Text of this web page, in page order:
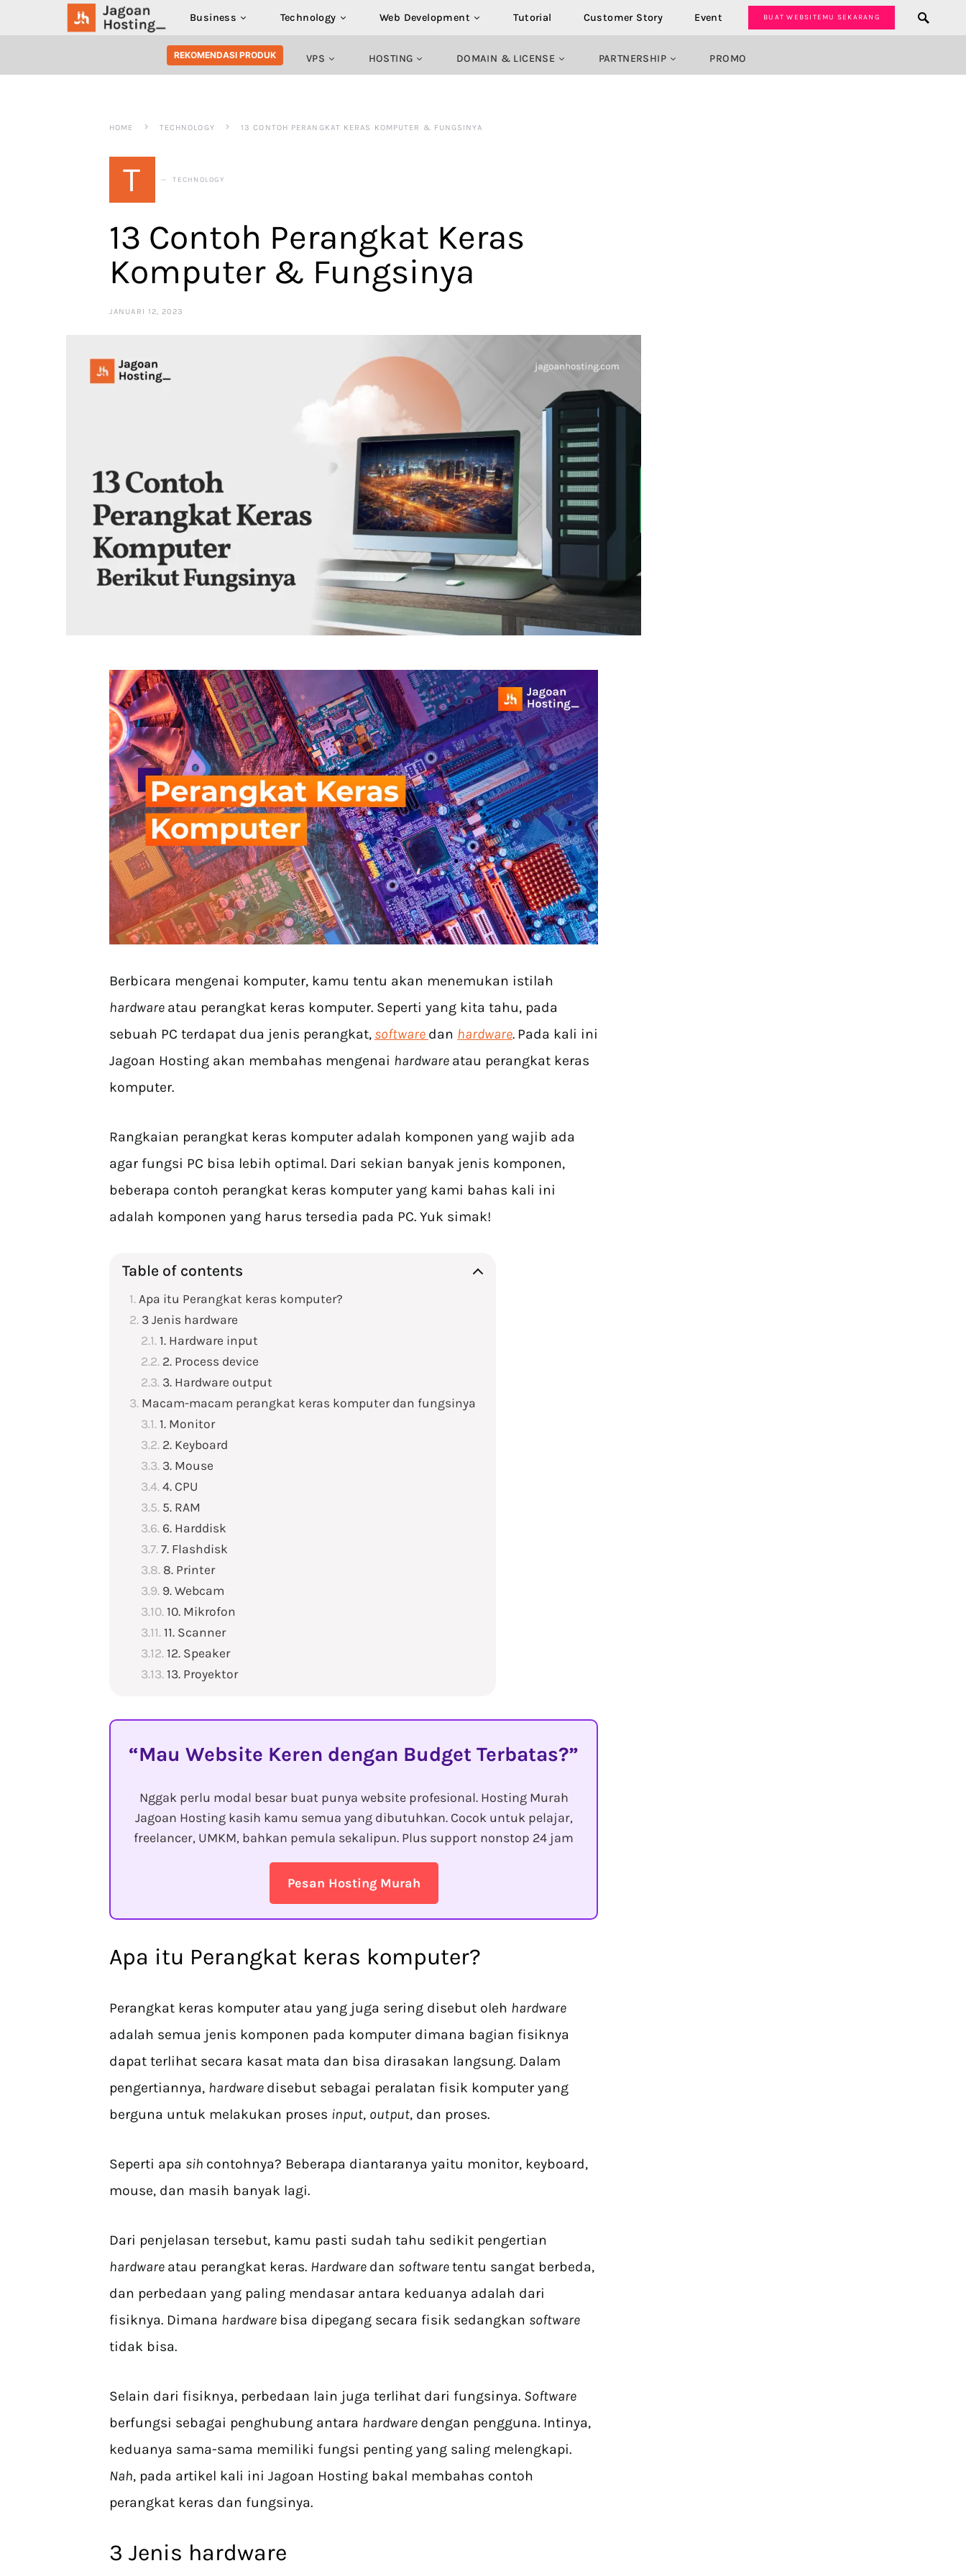
Business Technology Web Development Tutorial Customer Story Event BUAT WEBSITEMU SEKARANG
SEARCH FOR:
REKOMENDASI PRODUK VPS HOSTING DOMAIN & LICENSE PARTNERSHIP PROMO
HOME TECHNOLOGY 13 CONTOH PERANGKAT KERAS KOMPUTER & FUNGSINYA
T TECHNOLOGY
13 Contoh Perangkat Keras
Komputer & Fungsinya
JANUARI 12, 2023
Berbicara mengenai komputer, kamu tentu akan menemukan istilah
hardware atau perangkat keras komputer. Seperti yang kita tahu, pada
sebuah PC terdapat dua jenis perangkat, software dan hardware. Pada kali ini
Jagoan Hosting akan membahas mengenai hardware atau perangkat keras
komputer.
Rangkaian perangkat keras komputer adalah komponen yang wajib ada
agar fungsi PC bisa lebih optimal. Dari sekian banyak jenis komponen,
beberapa contoh perangkat keras komputer yang kami bahas kali ini
adalah komponen yang harus tersedia pada PC. Yuk simak!
Table of contents
Apa itu Perangkat keras komputer?
3 Jenis hardware
1. Hardware input
2. Process device
3. Hardware output
Macam-macam perangkat keras komputer dan fungsinya
1. Monitor
2. Keyboard
3. Mouse
4. CPU
5. RAM
6. Harddisk
7. Flashdisk
8. Printer
9. Webcam
10. Mikrofon
11. Scanner
12. Speaker
13. Proyektor
Mau Website Keren dengan Budget Terbatas?
Nggak perlu modal besar buat punya website profesional. Hosting Murah
Jagoan Hosting kasih kamu semua yang dibutuhkan. Cocok untuk pelajar,
freelancer, UMKM, bahkan pemula sekalipun. Plus support nonstop 24 jam
Pesan Hosting Murah
Apa itu Perangkat keras komputer?
Perangkat keras komputer atau yang juga sering disebut oleh hardware
adalah semua jenis komponen pada komputer dimana bagian fisiknya
dapat terlihat secara kasat mata dan bisa dirasakan langsung. Dalam
pengertiannya, hardware disebut sebagai peralatan fisik komputer yang
berguna untuk melakukan proses input, output, dan proses.
Seperti apa sih contohnya? Beberapa diantaranya yaitu monitor, keyboard,
mouse, dan masih banyak lagi.
Dari penjelasan tersebut, kamu pasti sudah tahu sedikit pengertian
hardware atau perangkat keras. Hardware dan softwaretentu sangat berbeda,
dan perbedaan yang paling mendasar antara keduanya adalah dari
fisiknya. Dimana hardware bisa dipegang secara fisik sedangkan software
tidak bisa.
Selain dari fisiknya, perbedaan lain juga terlihat dari fungsinya. Software
berfungsi sebagai penghubung antara hardware dengan pengguna. Intinya,
keduanya sama-sama memiliki fungsi penting yang saling melengkapi.
Nah, pada artikel kali ini Jagoan Hosting bakal membahas contoh
perangkat keras dan fungsinya.
3 Jenis hardware